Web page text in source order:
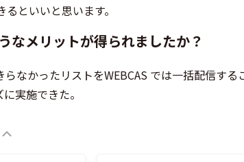
といいと思います。
なメリットが得られましたか？
なかったリストをWEBCAS では一括配信する
実施できた。